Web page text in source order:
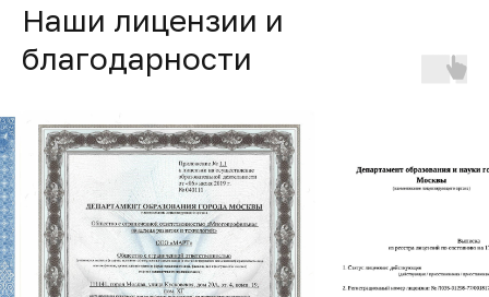
Наши лицензии и
благодарности